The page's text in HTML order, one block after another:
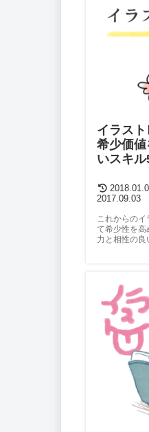
イラス
希少価
いスキル
2017.09.03
これからの
て希少性を高
力と相性の良